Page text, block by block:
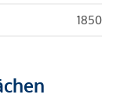
1850